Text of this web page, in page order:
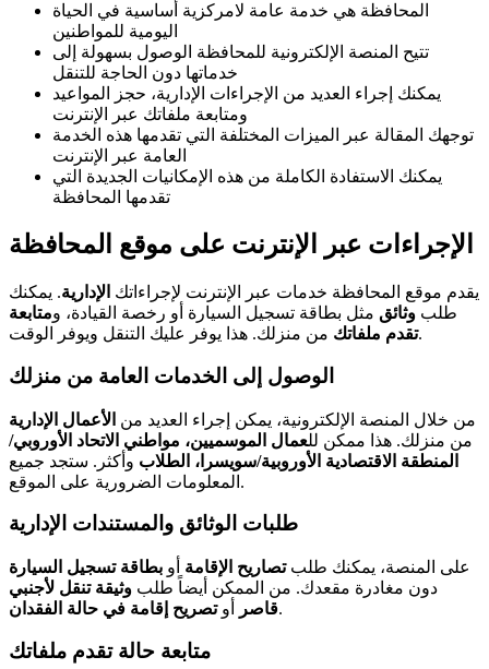
المحافظة هي خدمة عامة لامركزية أساسية في الحياة
اليومية للمواطنين
تتيح المنصة الإلكترونية للمحافظة الوصول بسهولة إلى
خدماتها دون الحاجة للتنقل
يمكنك إجراء العديد من الإجراءات الإدارية، حجز المواعيد
ومتابعة ملفاتك عبر الإنترنت
توجهك المقالة عبر الميزات المختلفة التي تقدمها هذه الخدمة
العامة عبر الإنترنت
يمكنك الاستفادة الكاملة من هذه الإمكانيات الجديدة التي
تقدمها المحافظة
الإجراءات عبر الإنترنت على موقع المحافظة
يقدم موقع المحافظة خدمات عبر الإنترنت لإجراءاتك الإدارية. يمكنك
طلب وثائق مثل بطاقة تسجيل السيارة أو رخصة القيادة، ومتابعة
تقدم ملفاتكمن منزلك. هذا يوفر عليك التنقل ويوفر الوقت.
الوصول إلى الخدمات العامة من منزلك
من خلال المنصة الإلكترونية، يمكن إجراء العديد من الأعمال الإدارية
من منزلك. هذا ممكن للعمال الموسميين، مواطني الاتحاد الأوروبي/
المنطقة الاقتصادية الأوروبية/سويسرا، الطلاب وأكثر. ستجد جميع
المعلومات الضرورية على الموقع.
طلبات الوثائق والمستندات الإدارية
على المنصة، يمكنك طلبتصاريح الإقامة أو بطاقة تسجيل السيارة
دون مغادرة مقعدك. من الممكن أيضاً طلب وثيقة تنقل لأجنبي
قاصر
أوتصريح إقامة في حالة الفقدان .
متابعة حالة تقدم ملفاتك